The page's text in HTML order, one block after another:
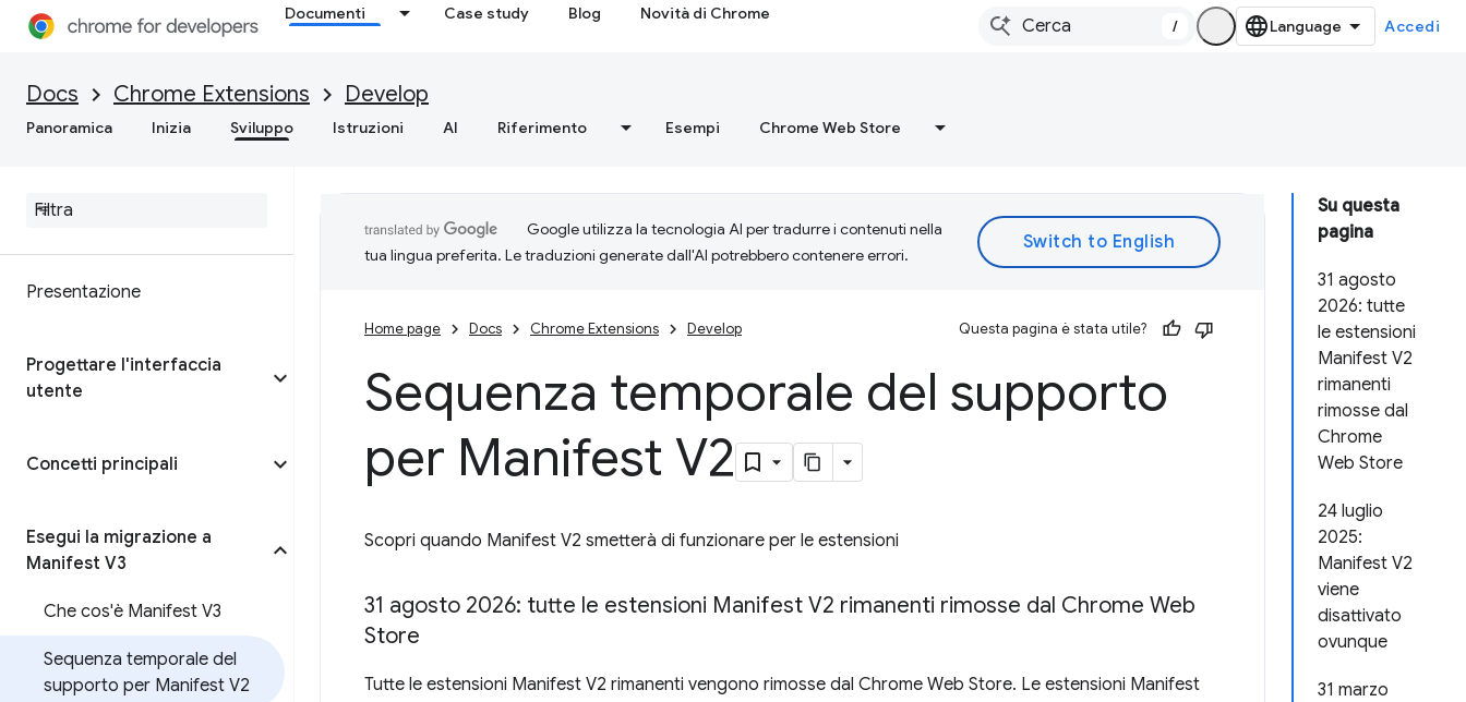
Documenti Case study Blog Novità di Chrome
/ Accedi
Docs Chrome Extensions Develop
Panoramica Inizia Sviluppo Istruzioni AI Riferimento Esempi Chrome Web Store
Presentazione
Progettare l'interfaccia
utente
Concetti principali
Esegui la migrazione a
Manifest V3
Che cos'è Manifest V3
Sequenza temporale del
supporto per Manifest V2
Su questa
pagina
31 agosto
2026: tutte
le estensioni
Manifest V2
rimanenti
rimosse dal
Chrome
Web Store
24 luglio
2025:
Manifest V2
viene
disattivato
ovunque
31 marzo
Google utilizza la tecnologia AI per tradurre i contenuti nella
tua lingua preferita. Le traduzioni generate dall'AI potrebbero contenere errori.
Home page Docs Chrome Extensions Develop Questa pagina è stata utile?
Sequenza temporale del supporto
per Manifest V2
Scopri quando Manifest V2 smetterà di funzionare per le estensioni
31 agosto 2026: tutte le estensioni Manifest V2 rimanenti rimosse dal Chrome Web
Store
Tutte le estensioni Manifest V2 rimanenti vengono rimosse dal Chrome Web Store. Le estensioni Manifest